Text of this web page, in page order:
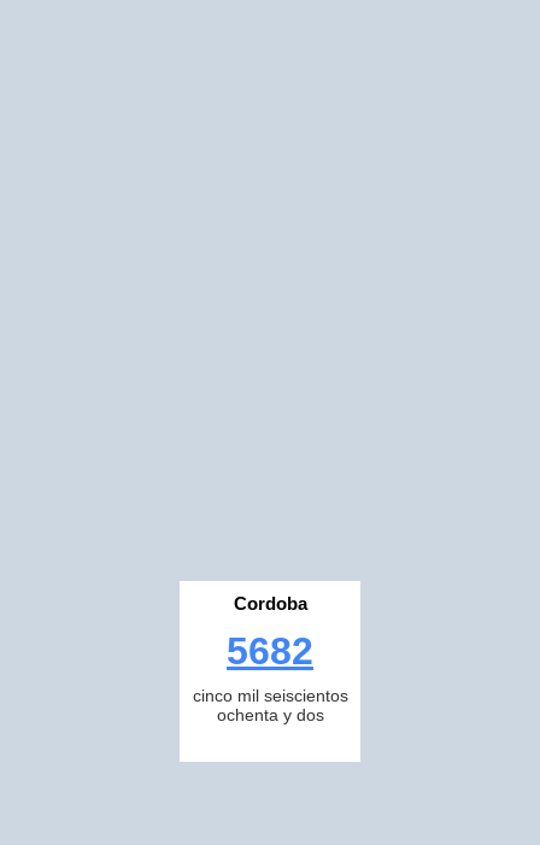
Cordoba
5682
cinco mil seiscientos
ochenta y dos